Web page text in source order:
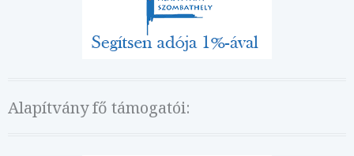
Alapítvány fő támogatói: